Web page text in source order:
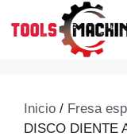
Inicio / Fresa
DISCO DIENTE